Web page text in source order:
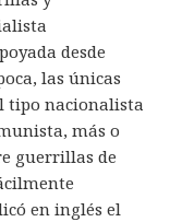
desde
las únicas
tipo nacionalista
más o
guerrillas de
en inglés el